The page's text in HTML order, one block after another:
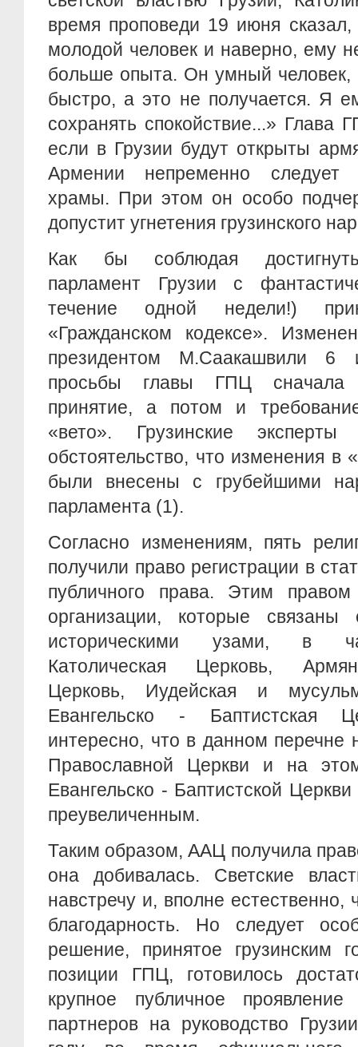
время проповеди 19 июня сказал,
молодой человек и наверно, ему
больше опыта. Он умный человек,
быстро, а это не получается. Я
сохранять спокойствие...» Глава
если в Грузии будут открыты
Армении непременно следует
храмы. При этом он особо
допустит угнетения грузинского
Как бы соблюдая
парламент Грузии с
течение одной недели!)
«Гражданском кодексе».
президентом М.Саакашвили 6
просьбы главы ГПЦ сначала
принятие, а потом и
«вето». Грузинские
обстоятельство, что изменения в
были внесены с грубейшими
парламента (1).
Согласно изменениям, пять
получили право регистрации в
публичного права. Этим правом
организации, которые
историческими узами, в
Католическая Церковь,
Церковь, Иудейская и
Евангельско - Баптистская
интересно, что в данном перечне
Православной Церкви и на
Евангельско - Баптистской
преувеличенным.
Таким образом, ААЦ получила
она добивалась. Светские
навстречу и, вполне
благодарность. Но следует
решение, принятое грузинским
позиции ГПЦ, готовилось
крупное публичное
партнеров на руководство